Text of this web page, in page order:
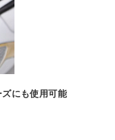
にも使用可能